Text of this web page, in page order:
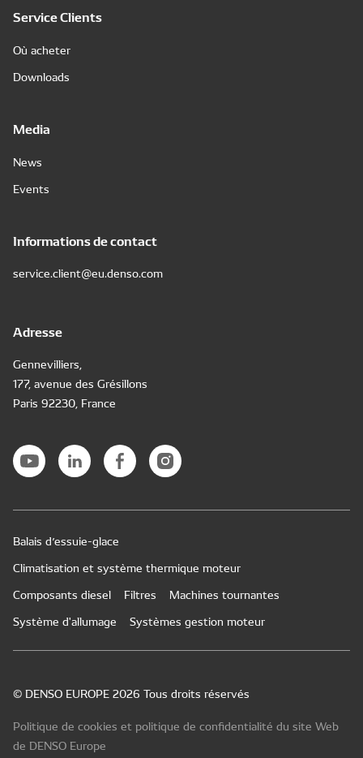
Service Clients
Où acheter
Downloads
Media
News
Events
Informations de contact
service.client@eu.denso.com
Adresse
Gennevilliers,
177, avenue des Grésillons
Paris 92230, France
Balais d’essuie-glace
Climatisation et système thermique moteur
Composants diesel
Filtres
Machines tournantes
Système d'allumage
Systèmes gestion moteur
© DENSO EUROPE 2026 Tous droits réservés
Politique de cookies et politique de confidentialité du site Web
de DENSO Europe